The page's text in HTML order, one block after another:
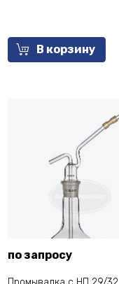
В корзину
по запросу